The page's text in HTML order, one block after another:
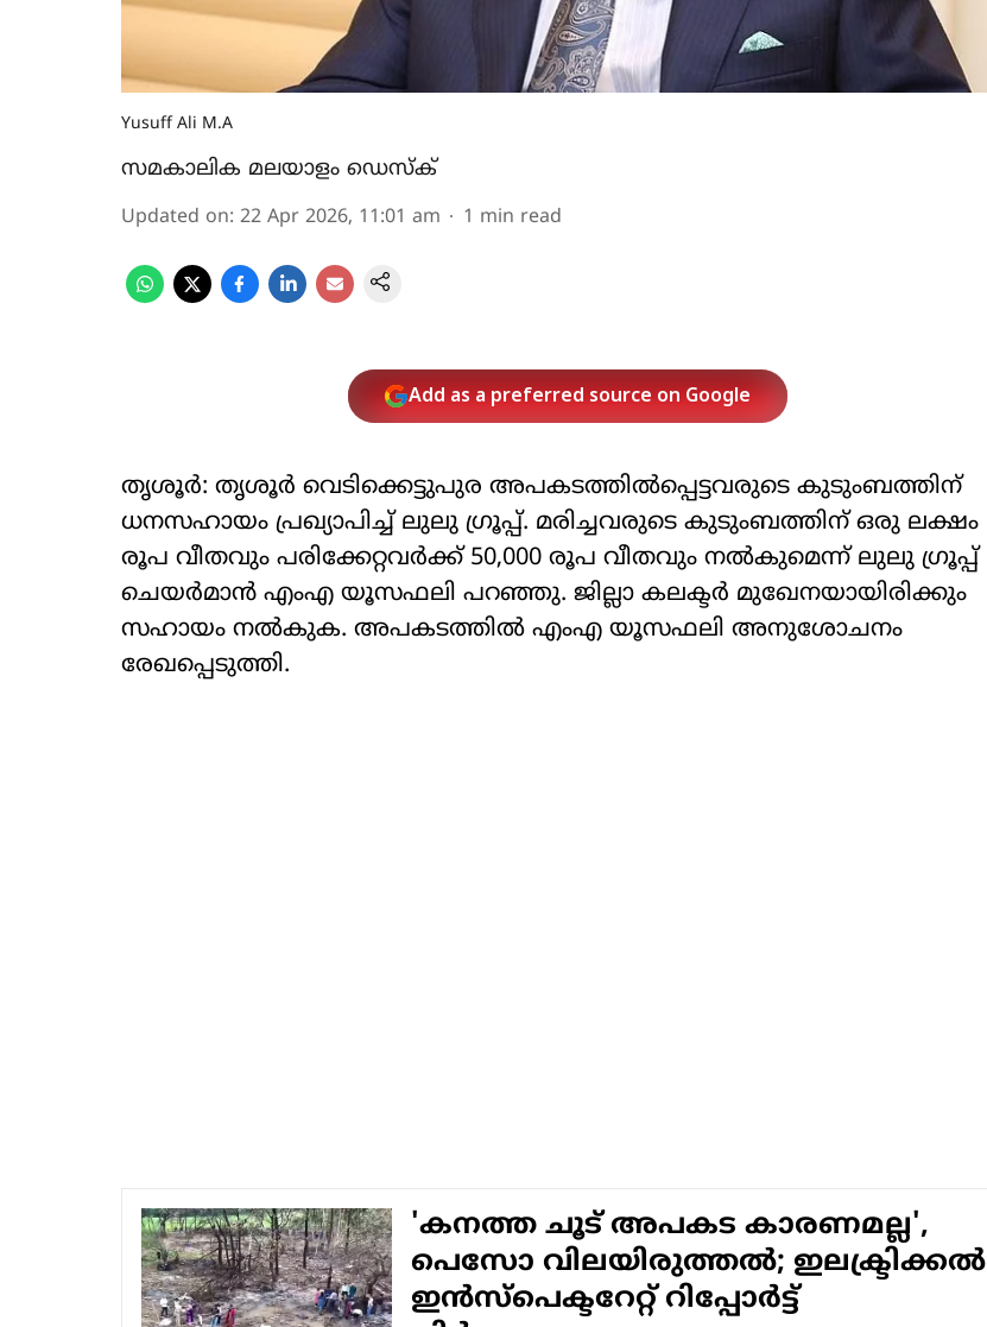
Yusuff Ali M.A
സമകാലിക മലയാളം ഡെസ്ക്
Updated on: 22 Apr 2026, 11:01 am 1 min read
Add as a preferred source on Google
തൃശൂര്‍: തൃശൂര്‍ വെടിക്കെട്ടുപുര അപകടത്തില്‍പ്പെട്ടവരുടെ കുടുംബത്തിന്
ധനസഹായം പ്രഖ്യാപിച്ച് ലുലു ഗ്രൂപ്പ്. മരിച്ചവരുടെ കുടുംബത്തിന് ഒരു ലക്ഷം
രൂപ വീതവും പരിക്കേറ്റവര്‍ക്ക് 50,000 രൂപ വീതവും നല്‍കുമെന്ന് ലുലു ഗ്രൂപ്പ്
ചെയര്‍മാന്‍ എംഎ യൂസഫലി പറഞ്ഞു. ജില്ലാ കലക്ടര്‍ മുഖേനയായിരിക്കും
സഹായം നല്‍കുക. അപകടത്തില്‍ എംഎ യൂസഫലി അനുശോചനം
രേഖപ്പെടുത്തി.
'കനത്ത ചൂട് അപകട കാരണമല്ല',
പെസോ വിലയിരുത്തല്‍; ഇലക്ട്രിക്കല്‍
ഇന്‍സ്‌പെക്ടറേറ്റ് റിപ്പോര്‍ട്ട്